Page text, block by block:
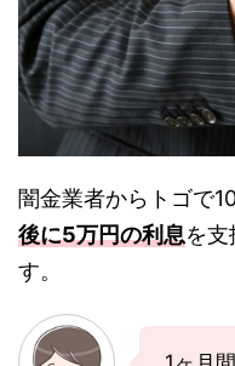
闇金業者からトゴで
後に5万円の利息を
す。